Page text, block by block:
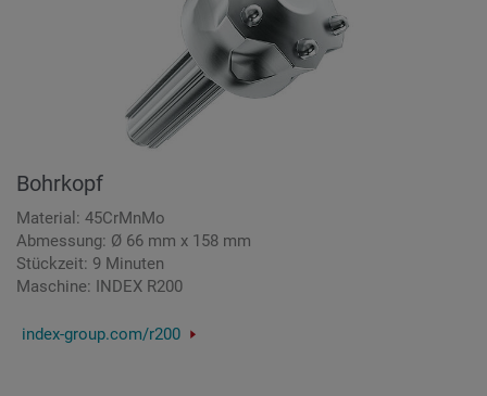
Bohrkopf
Material: 45CrMnMo
Abmessung: Ø 66 mm x 158 mm
Stückzeit: 9 Minuten
Maschine: INDEX R200
index-group.com/r200